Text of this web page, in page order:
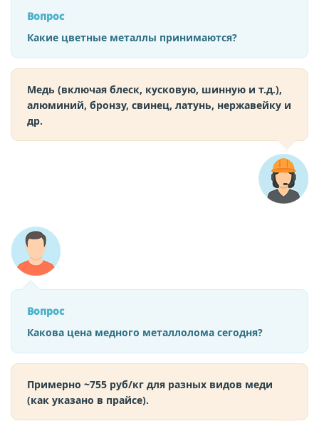
Вопрос
Какие цветные металлы принимаются?
Медь (включая блеск, кусковую, шинную и т.д.),
алюминий, бронзу, свинец, латунь, нержавейку и
др.
Вопрос
Какова цена медного металлолома сегодня?
Примерно ~755 руб/кг для разных видов меди
(как указано в прайсе).